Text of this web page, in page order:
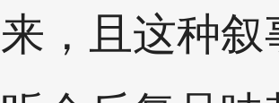
，且这种叙